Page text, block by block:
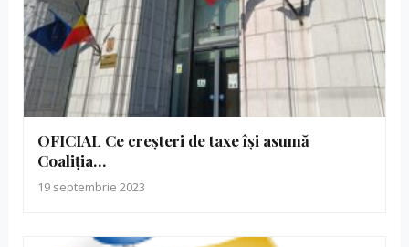
OFICIAL Ce creșteri de taxe își asumă
Coaliția…
19 septembrie 2023